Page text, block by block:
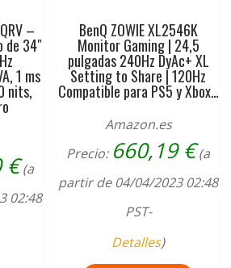
–
de 34″
1 ms
nits,
€(a
02:48
BenQ ZOWIE XL2546K
Monitor Gaming | 24,5
pulgadas 240Hz DyAc+ XL
Setting to Share | 120Hz
Compatible para PS5 y Xbox…
Amazon.es
Precio: 660,19€ (a
partir de 04/04/2023 02:48
PST-
Detalles)